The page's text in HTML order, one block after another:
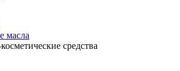
масла
средства